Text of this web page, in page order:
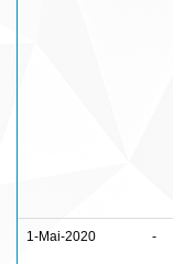
1-Mai-2020 -